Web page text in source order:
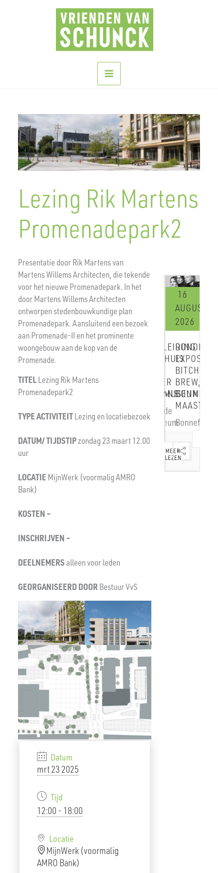
Lezing Rik Martens
Promenadepark2
Presentatie door Rik Martens van
Martens Willems Architecten, die tekende
voor het nieuwe Promenadepark. In het
door Martens Willems Architecten
ontworpen stedenbouwkundige plan
Promenadepark. Aansluitend een bezoek
aan Promenade-II en het prominente
woongebouw aan de kop van de
Promenade.
TITELLezing Rik Martens
Promenadepark2
TYPE ACTIVITEITLezing en locatiebezoek
DATUM/ TIJDSTIPzondag 23 maart 12.00
uur
LOCATIE MijnWerk (voormalig AMRO
Bank)
KOSTEN –
INSCHRIJVEN –
DEELNEMERSalleen voor leden
GEORGANISEERD DOOR Bestuur VvS
Datum
mrt 23 2025
Tijd
12:00 - 18:00
Locatie
MijnWerk (voormalig
AMRO Bank)
16
AUGUSTUS
2026
RONDLEIDING
BREW,
BONNEFANTENMUSEUM
Bonnefantenmuseum
SEPTEMBER
2026
RONDLEIDING
WOONHUIS
Vaesrade
MEER
LEZEN
AUGUSTUS
2026
RONDLEIDING
EXPOSITIE
BITCHES
BREW,
MAASTRICHT
LEZEN
EN
LEZEN